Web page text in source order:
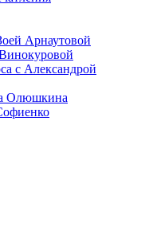
Арнаутовой
с Александрой
Олюшкина